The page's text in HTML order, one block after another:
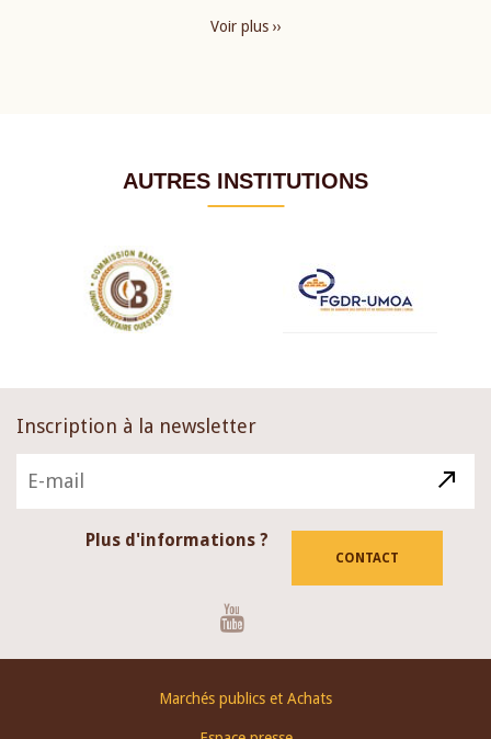
Voir plus ››
AUTRES INSTITUTIONS
Inscription à la newsletter
Plus d'informations ?
CONTACT
Marchés publics et Achats